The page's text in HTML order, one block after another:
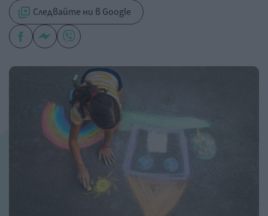
Следвайте ни в Google